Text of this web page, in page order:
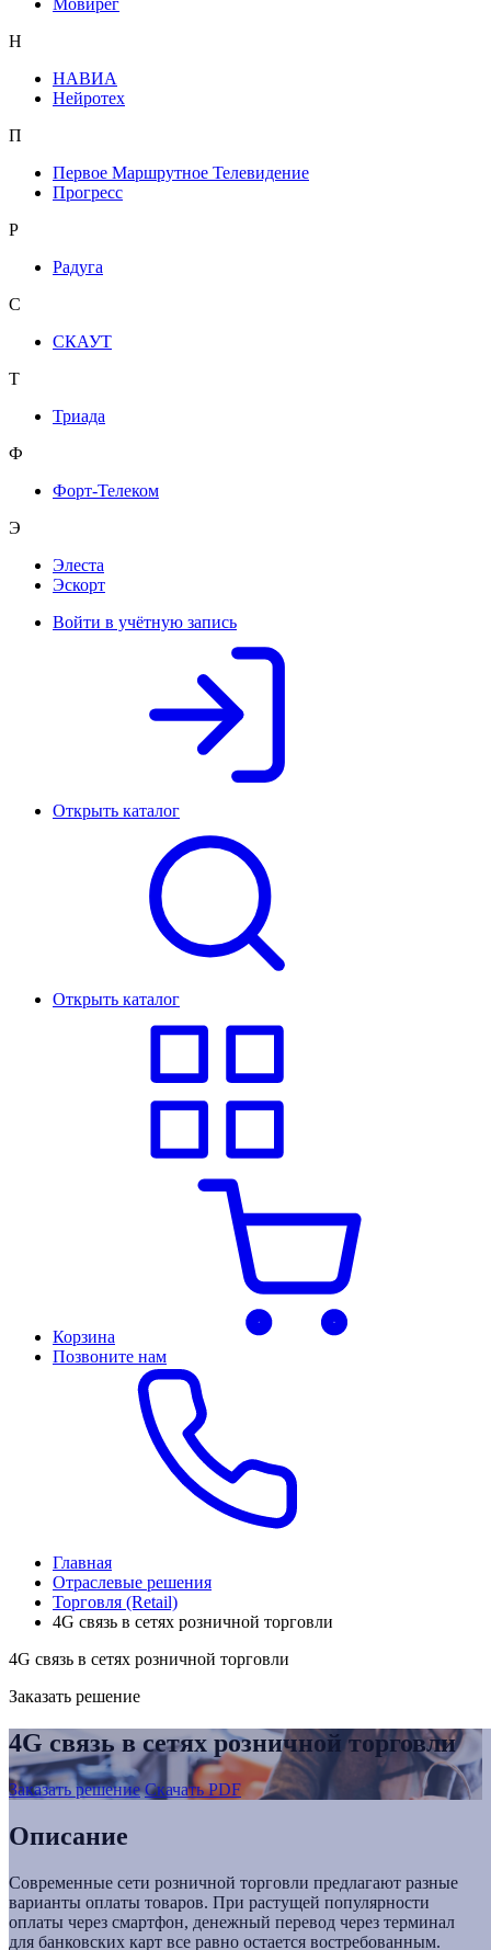
Мовирег
Н
НАВИА
Нейротех
П
Первое Маршрутное Телевидение
Прогресс
Р
Радуга
С
СКАУТ
Т
Триада
Ф
Форт-Телеком
Э
Элеста
Эскорт
Войти в учётную запись
Открыть каталог
Открыть каталог
Корзина
Позвоните нам
Главная
Отраслевые решения
Торговля (Retail)
4G связь в сетях розничной торговли
4G связь в сетях розничной торговли
Заказать решение
4G связь в сетях розничной торговли
Заказать решение Скачать PDF
Описание
Современные сети розничной торговли предлагают разные
варианты оплаты товаров. При растущей популярности
оплаты через смартфон, денежный перевод через терминал
для банковских карт все равно остается востребованным.